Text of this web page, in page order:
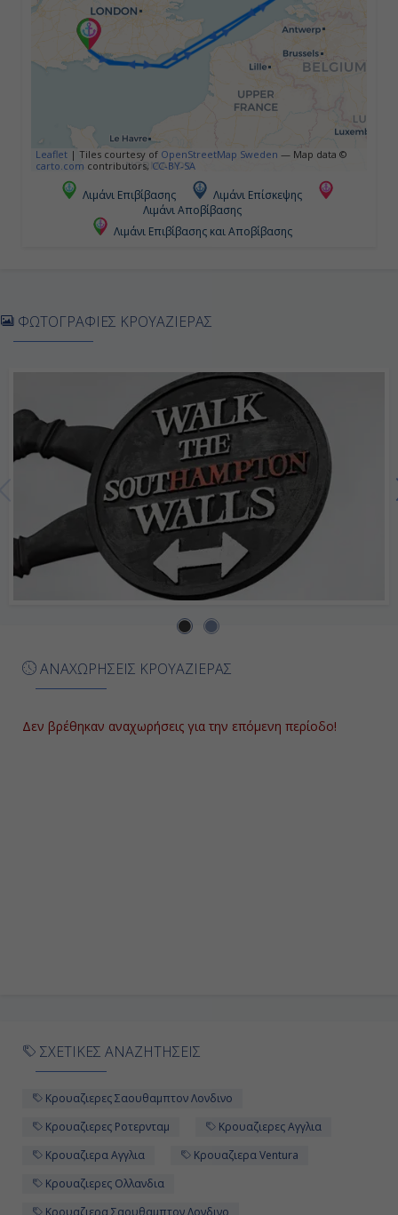
Ημέρα 5η
Σαουθάμπτον (Λονδίνο), Αγγλία
Αποβίβαση
Leaflet | Tiles courtesy of OpenStreetMap Sweden — Map data ©
carto.com contributors, CC-BY-SA
Λιμάνι Επιβίβασης
Λιμάνι Επίσκεψης
Λιμάνι Αποβίβασης
Λιμάνι Επιβίβασης και Αποβίβασης
ΑΝΑΧΩΡΗΣΕΙΣ ΚΡΟΥΑΖΙΕΡΑΣ
Δεν βρέθηκαν αναχωρήσεις για την επόμενη περίοδο!
ΦΩΤΟΓΡΑΦΙΕΣ ΚΡΟΥΑΖΙΕΡΑΣ
ΣΧΕΤΙΚΕΣ ΑΝΑΖΗΤΗΣΕΙΣ
Κρουαζιερες Σαουθαμπτον Λονδινο
Κρουαζιερες Ροτερνταμ
Κρουαζιερες Αγγλια
Κρουαζιερα Αγγλια
Κρουαζιερα Ventura
Κρουαζιερες Ολλανδια
Κρουαζιερα Σαουθαμπτον Λονδινο